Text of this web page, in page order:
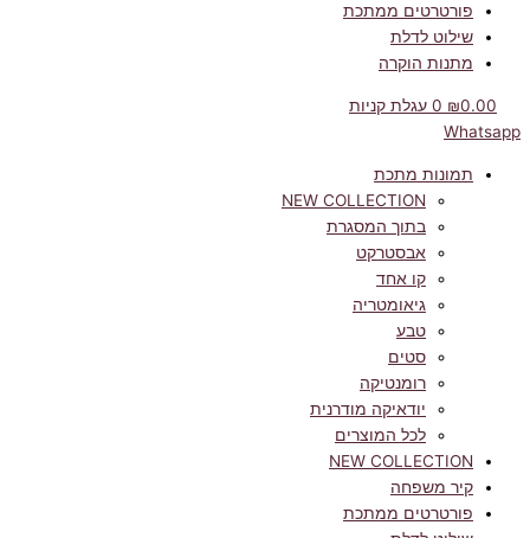
פורטרטים ממתכת
שילוט לדלת
מתנות הוקרה
₪0.00
0
עגלת קניות
Whatsapp
תמונות מתכת
NEW COLLECTION
בתוך המסגרת
אבסטרקט
קו אחד
גיאומטריה
טבע
סטים
רומנטיקה
יודאיקה מודרנית
לכל המוצרים
NEW COLLECTION
קיר משפחה
פורטרטים ממתכת